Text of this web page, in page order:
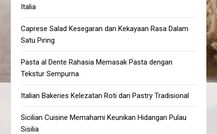
Italia
Caprese Salad Kesegaran dan Kekayaan Rasa Dalam
Satu Piring
Pasta al Dente Rahasia Memasak Pasta dengan
Tekstur Sempurna
Italian Bakeries Kelezatan Roti dan Pastry Tradisional
Sicilian Cuisine Memahami Keunikan Hidangan Pulau
Sisilia